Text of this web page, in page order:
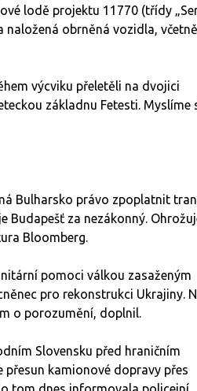
lodě projektu 11770 (třídy
naložená obrněná vozidla, včetně
výcviku přeletěli na dvojici
základnu Fetesti. Myslíme
Bulharsko právo zpoplatnit
Budapešť za nezákonný.
Bloomberg.
pomoci válkou zasaženým
pro rekonstrukci Ukrajiny.
o porozumění, doplnil.
Slovensku před hraničním
přesun kamionové dopravy přes